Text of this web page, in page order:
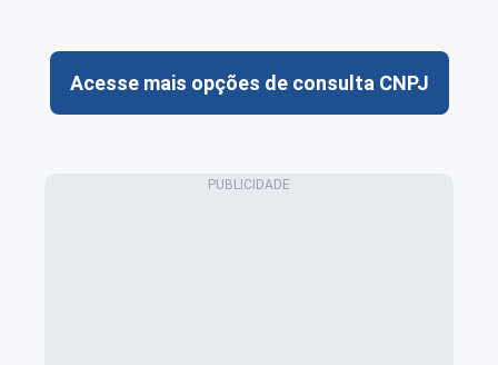
Acesse mais opções de consulta CNPJ